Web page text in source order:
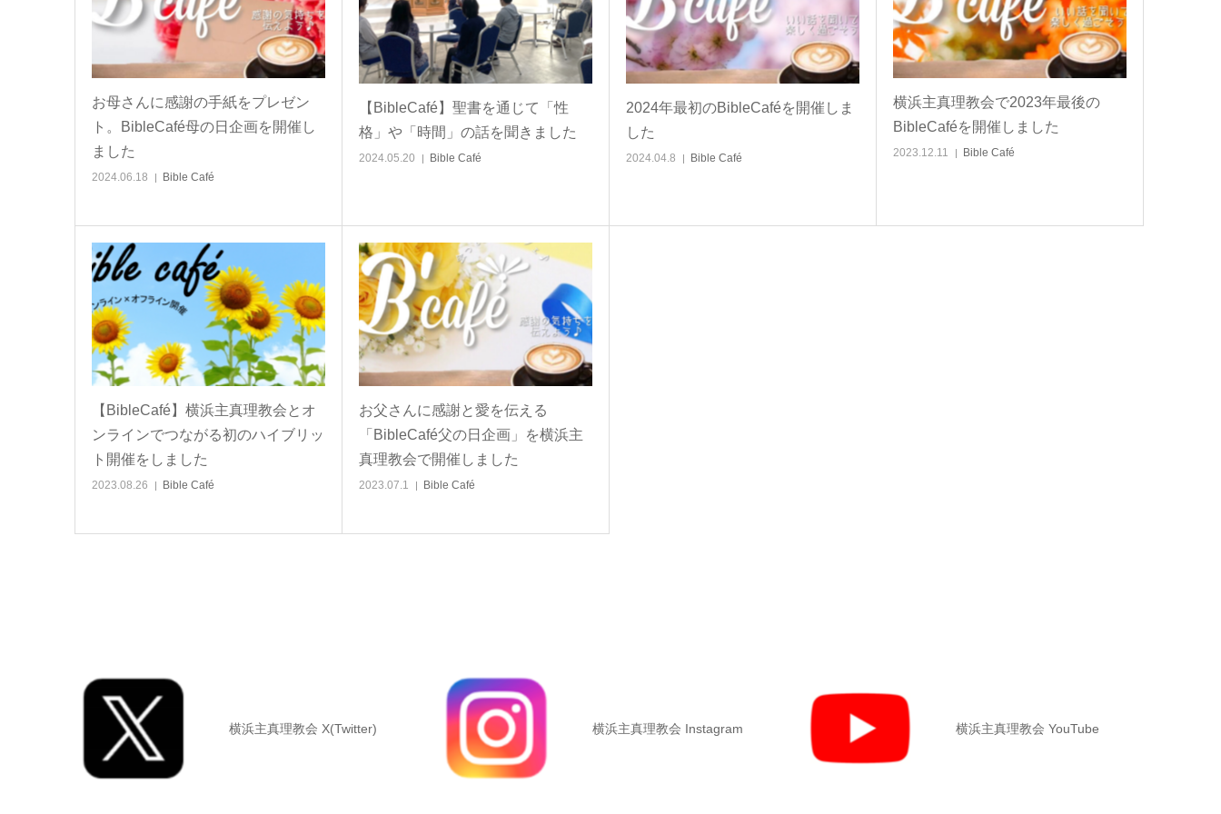
お母さんに感謝の手紙をプレゼン
ト。BibleCafé母の日企画を開催し
ました
2024.06.18 Bible Café
【BibleCafé】聖書を通じて「性
格」や「時間」の話を聞きました
2024.05.20 Bible Café
2024年最初のBibleCaféを開催しま
した
2024.04.8 Bible Café
横浜主真理教会で2023年最後の
BibleCaféを開催しました
2023.12.11 Bible Café
【BibleCafé】横浜主真理教会とオ
ンラインでつながる初のハイブリッ
ト開催をしました
2023.08.26 Bible Café
お父さんに感謝と愛を伝える
「BibleCafé父の日企画」を横浜主
真理教会で開催しました
2023.07.1 Bible Café
横浜主真理教会 X(Twitter) 横浜主真理教会 Instagram 横浜主真理教会 YouTube